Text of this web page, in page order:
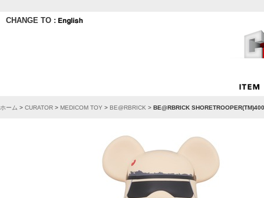
CHANGE TO :
ホーム > CURATOR > MEDICOM TOY > BE@RBRICK > BE@RBRICK